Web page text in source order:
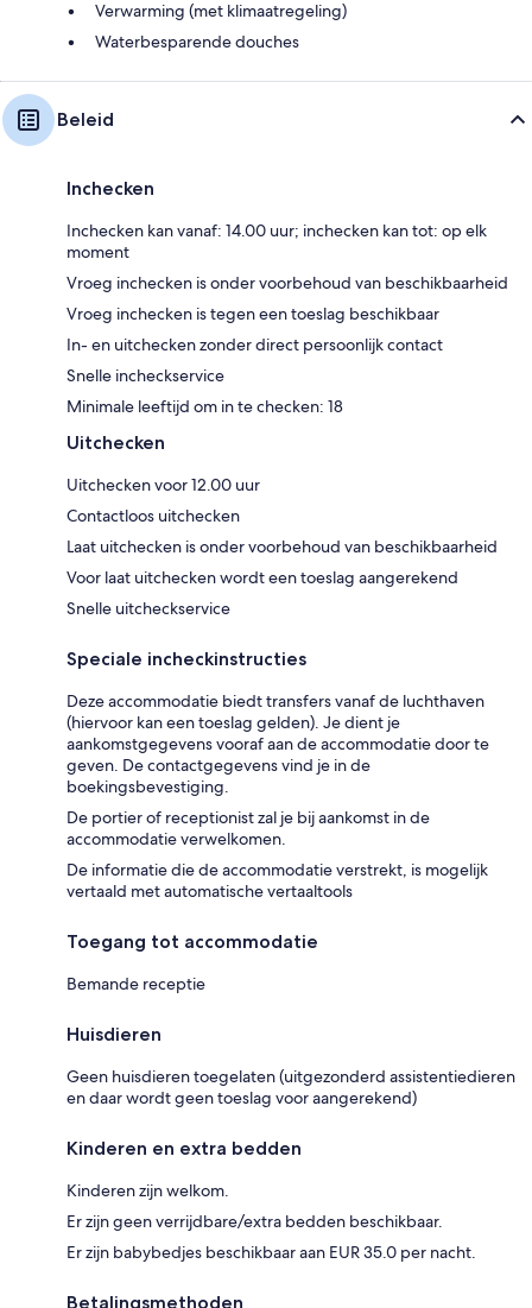
Verwarming (met klimaatregeling)
Waterbesparende douches
Beleid
Inchecken
Inchecken kan vanaf: 14.00 uur; inchecken kan tot: op elk
moment
Vroeg inchecken is onder voorbehoud van beschikbaarheid
Vroeg inchecken is tegen een toeslag beschikbaar
In- en uitchecken zonder direct persoonlijk contact
Snelle incheckservice
Minimale leeftijd om in te checken: 18
Uitchecken
Uitchecken voor 12.00 uur
Contactloos uitchecken
Laat uitchecken is onder voorbehoud van beschikbaarheid
Voor laat uitchecken wordt een toeslag aangerekend
Snelle uitcheckservice
Speciale incheckinstructies
Deze accommodatie biedt transfers vanaf de luchthaven
(hiervoor kan een toeslag gelden). Je dient je
aankomstgegevens vooraf aan de accommodatie door te
geven. De contactgegevens vind je in de
boekingsbevestiging.
De portier of receptionist zal je bij aankomst in de
accommodatie verwelkomen.
De informatie die de accommodatie verstrekt, is mogelijk
vertaald met automatische vertaaltools
Toegang tot accommodatie
Bemande receptie
Huisdieren
Geen huisdieren toegelaten (uitgezonderd assistentiedieren
en daar wordt geen toeslag voor aangerekend)
Kinderen en extra bedden
Kinderen zijn welkom.
Er zijn geen verrijdbare/extra bedden beschikbaar.
Er zijn babybedjes beschikbaar aan EUR 35.0 per nacht.
Betalingsmethoden